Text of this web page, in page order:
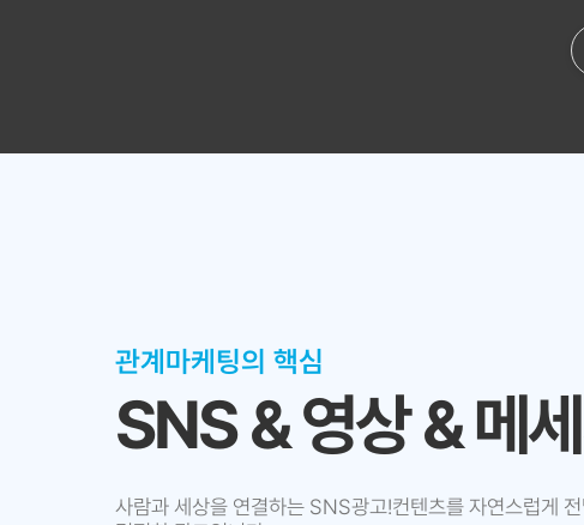
관계마케팅의 핵심
SNS & 영상 & 메
사람과 세상을 연결하는 SNS광고!컨텐츠를 자연스럽게